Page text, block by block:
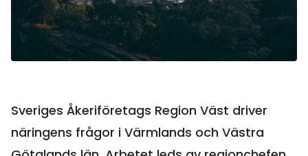
Sveriges Åkeriföretags Region Väst driver
näringens frågor i Värmlands och Västra